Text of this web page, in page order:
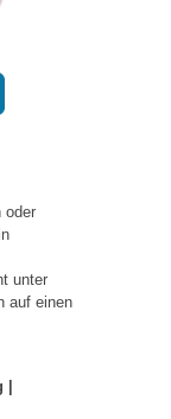
oder
unter
auf einen
|